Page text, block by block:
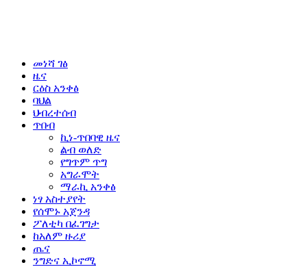
መነሻ ገፅ
ዜና
ርዕስ አንቀፅ
ባህል
ህብረተሰብ
ጥበብ
ኪነ-ጥበባዊ ዜና
ልብ ወለድ
የግጥም ጥግ
አግራሞት
ማራኪ አንቀፅ
ነፃ አስተያየት
የሰሞኑ አጀንዳ
ፖለቲካ በፈገግታ
ከአለም ዙሪያ
ጤና
ንግድና ኢኮኖሚ